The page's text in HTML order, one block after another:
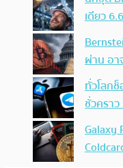
เดียว
ผ่าน อา
ทั่วโลก
ชั่วครา
Galaxy